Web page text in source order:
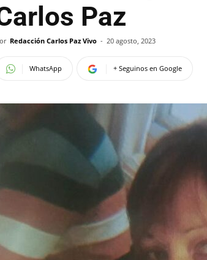
Paz
Redacción Carlos Paz Vivo - 20 agosto, 2023
WhatsApp + Seguinos en Google